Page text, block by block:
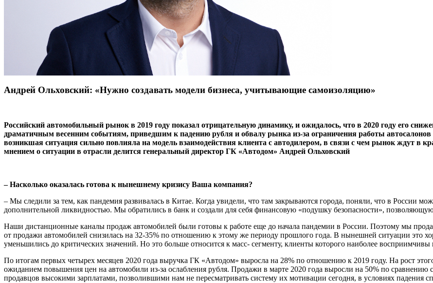
Андрей Ольховский: «Нужно создавать модели бизнеса, учитывающие самоизоляцию»
Российский автомобильный рынок в 2019 году показал отрицательную динамику, и ожидалось, что в 2020 году его
драматичным весенним событиям, приведшим к падению рубля и обвалу рынка из-за ограничения работы автосалонов
возникшая ситуация сильно повлияла на модель взаимодействия клиента с автодилером, в связи с чем рынок ждут в
мнением о ситуации в отрасли делится генеральный директор ГК «Автодом» Андрей Ольховский
– Насколько оказалась готова к нынешнему кризису Ваша ком­пания?
– Мы следили за тем, как пандемия развивалась в Китае. Когда увидели, что там закрываются города, поняли, что в России
дополнительной ликвидностью. Мы обратились в банк и создали для себя финансовую «подушку безопасности»,
Наши дистанционные каналы продаж автомобилей были готовы к работе еще до начала пандемии в России. Поэтому мы
от продажи автомобилей снизилась на 32-35% по отношению к этому же периоду прошлого года. В нынешней ситуации это
уменьши­лись до критических значений. Но это больше относится к масс- сегменту, клиенты которого наиболее
По итогам первых четырех месяцев 2020 года выручка ГК «Авто­дом» выросла на 28% по отношению к 2019 году. На рост
ожиданием повышения цен на автомобили из-за ослабления рубля. Продажи в марте 2020 года выросли на 50% по сравнению
про­давцов высокими зарплатами, позволившими нам не пересматри­вать систему их мотивации сегодня, в условиях падения